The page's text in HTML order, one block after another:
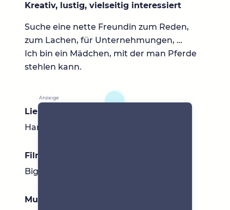
Kreativ, lustig, vielseitig interessiert
Suche eine nette Freundin zum Reden,
zum Lachen, für Unternehmungen, …
Ich bin ein Mädchen, mit der man Pferde
stehlen kann.
Lieblingsbücher
Harry Potter
Filme & Serien
Big Bang Theory
Musik